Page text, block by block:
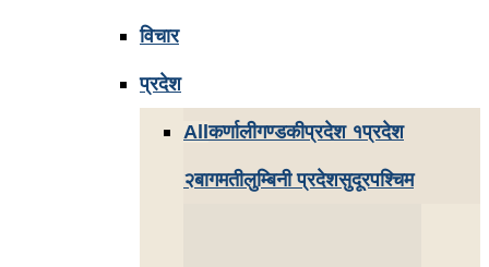
विचार
प्रदेश
Allकर्णालीगण्डकीप्रदेश १प्रदेश
२बागमतीलुम्बिनी प्रदेशसुदूरपश्चिम